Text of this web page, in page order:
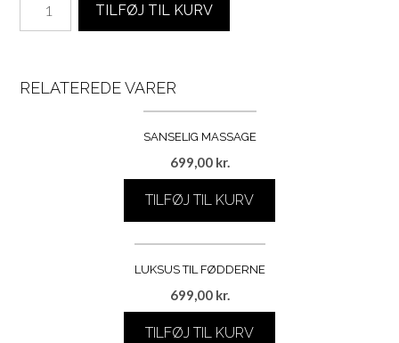
Smertelindring
antal
TILFØJ TIL KURV
RELATEREDE VARER
SANSELIG MASSAGE
699,00 kr.
TILFØJ TIL KURV
LUKSUS TIL FØDDERNE
699,00 kr.
TILFØJ TIL KURV